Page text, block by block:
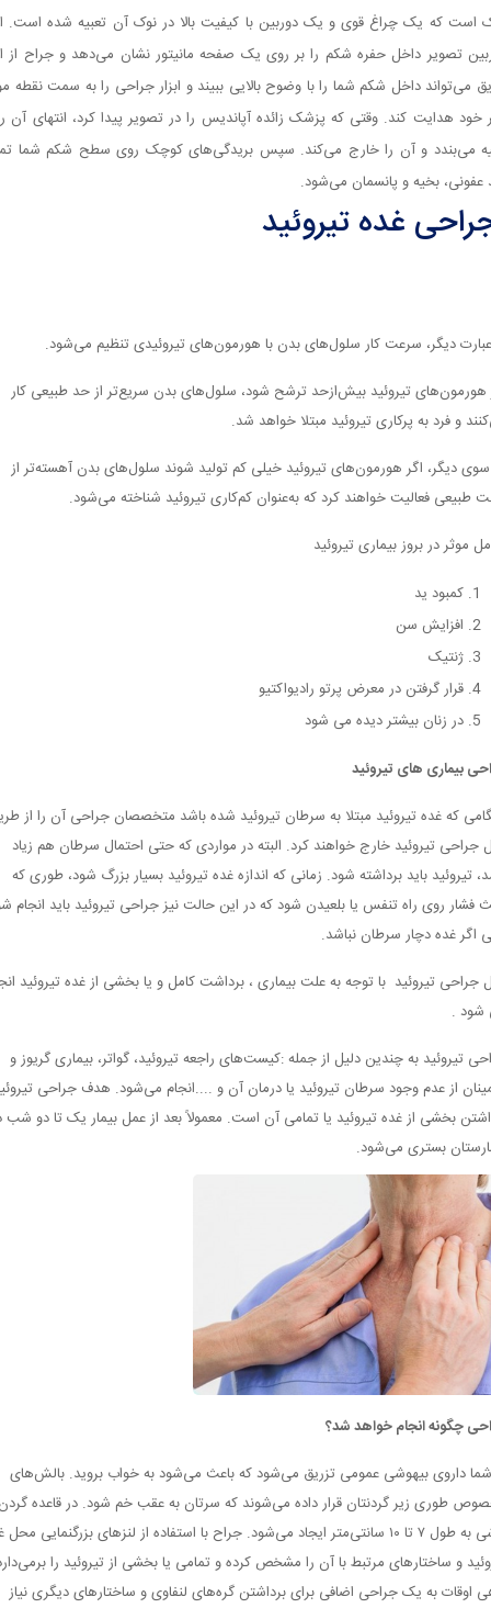
است که یک چراغ قوی و یک دوربین با کیفیت بالا در نوک آن تعبیه شده است.
تصویر داخل حفره شکم را بر روی یک صفحه مانیتور نشان می‌دهد و جراح از
می‌تواند داخل شکم شما را با وضوح بالایی ببیند و ابزار جراحی را به سمت نقطه
خود هدایت کند. وقتی که پزشک زائده آپاندیس را در تصویر پیدا کرد، انتهای آن
می‌بندد و آن را خارج می‌کند. سپس بریدگی‌های کوچک روی سطح شکم شما
بخیه و پانسمان می‌شود.
غده تیروئید
دیگر، سرعت کار سلول‌های بدن با هورمون‌های تیروئیدی تنظیم می‌شود.
هورمون‌های تیروئید بیش‌ازحد ترشح شود، سلول‌های بدن سریع‌تر از حد طبیعی کار
و فرد به پرکاری تیروئید مبتلا خواهد شد.
دیگر، اگر هورمون‌های تیروئید خیلی کم تولید شوند سلول‌های بدن آهسته‌تر از
طبیعی فعالیت خواهند کرد که به‌عنوان کم‌کاری تیروئید شناخته می‌شود.
موثر در بروز بیماری تیروئید
کمبود ید
افزایش سن
ژنتیک
قرار گرفتن در معرض پرتو رادیواکتیو
در زنان بیشتر دیده می شود
بیماری های تیروئید
که غده تیروئید مبتلا به سرطان تیروئید شده باشد متخصصان جراحی آن را از
جراحی تیروئید خارج خواهند کرد. البته در مواردی که حتی احتمال سرطان هم زیاد
تیروئید باید برداشته شود. زمانی که اندازه غده تیروئید بسیار بزرگ شود، طوری که
فشار روی راه تنفس یا بلعیدن شود که در این حالت نیز جراحی تیروئید باید انجام
اگر غده دچار سرطان نباشد.
جراحی تیروئید با توجه به علت بیماری ، برداشت کامل و یا بخشی از غده تیروئید
شود .
تیروئید به چندین دلیل از جمله :کیست‌های راجعه تیروئید، گواتر، بیماری گریوز و
از عدم وجود سرطان تیروئید یا درمان آن و ....انجام می‌شود. هدف جراحی
بخشی از غده تیروئید یا تمامی آن است. معمولاً بعد از عمل بیمار یک تا دو شب
بستری می‌شود.
چگونه انجام خواهد شد؟
داروی بیهوشی عمومی تزریق می‌شود که باعث می‌شود به خواب بروید. بالش‌های
طوری زیر گردنتان قرار داده می‌شوند که سرتان به عقب خم شود. در قاعده
برشی به طول ۷ تا ۱۰ سانتی‌متر ایجاد می‌شود. جراح با استفاده از لنزهای بزرگنمایی
و ساختارهای مرتبط با آن را مشخص کرده و تمامی یا بخشی از تیروئید را
اوقات به یک جراحی اضافی برای برداشتن گره‌های لنفاوی و ساختارهای دیگری نیاز